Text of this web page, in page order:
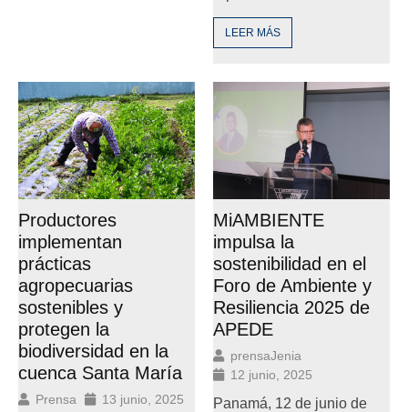
LEER MÁS
Productores
implementan
prácticas
agropecuarias
sostenibles y
protegen la
biodiversidad en la
cuenca Santa María
Prensa 13 junio, 2025
MiAMBIENTE
impulsa la
sostenibilidad en el
Foro de Ambiente y
Resiliencia 2025 de
APEDE
prensaJenia
12 junio, 2025
Panamá, 12 de junio de